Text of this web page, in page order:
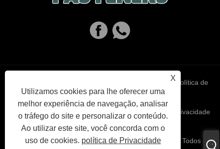
X
Utilizamos cookies para lhe oferecer uma
melhor experiência de navegação, analisar
o tráfego do site e personalizar o conteúdo.
Ao utilizar este site, você concorda com o
uso de cookies. política de Privacidade
política de
Privacidade
Copyright © 2023 Haiyan Dowson’s Fasteners Co,.Ltd. Todos os